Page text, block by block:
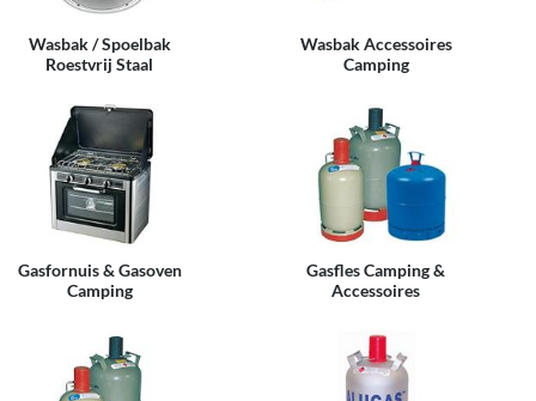
Wasbak / Spoelbak
Roestvrij Staal
Wasbak Accessoires
Camping
Gasfornuis & Gasoven
Camping
Gasfles Camping &
Accessoires